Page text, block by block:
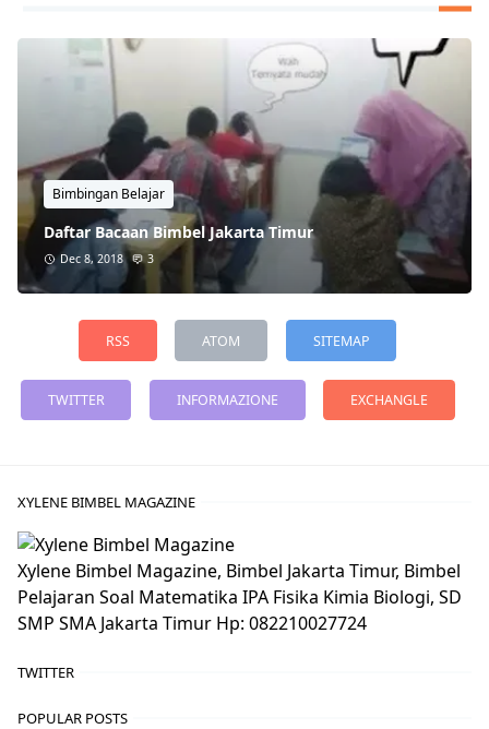
Bimbingan Belajar
Daftar Bacaan Bimbel Jakarta Timur
Dec 8, 2018 3
RSS ATOM SITEMAP
TWITTER INFORMAZIONE EXCHANGLE
XYLENE BIMBEL MAGAZINE
Xylene Bimbel Magazine, Bimbel Jakarta Timur, Bimbel
Pelajaran Soal Matematika IPA Fisika Kimia Biologi, SD
SMP SMA Jakarta Timur Hp: 082210027724
TWITTER
POPULAR POSTS